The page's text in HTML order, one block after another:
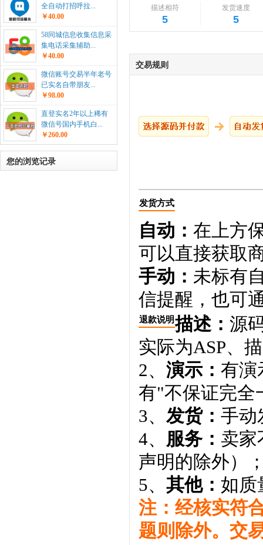
全自动打招呼拉...
￥40.00
58同城信息收集信息采
集电话采集辅助...
￥40.00
微信账号交易半年老号
已实名自带朋友...
￥98.00
直登实名2年以上稀有
微信号国内手机白...
￥260.00
您的浏览记录
描述相符
5
发货速度
5
交易规则
发货方式
自动： 在上方
可以直接获取
手动： 未标有
信提醒，也可
退款说明描述： 源
实际为ASP、
2、 演示： 有演
有"不保证完全
3、 发货： 手动
4、 服务： 卖家
声明的除外）
5、 其他： 如质
注：经核实符
题则除外。交